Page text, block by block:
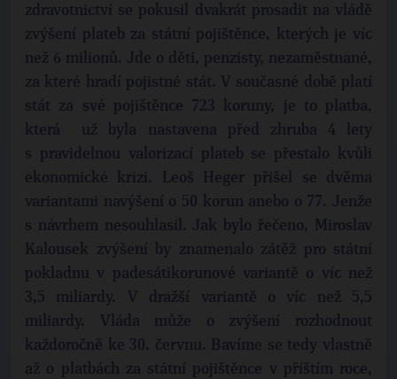
zdravotnictví se pokusil dvakrát prosadit na vládě
zvýšení plateb za státní pojištěnce, kterých je víc
než 6 milionů. Jde o děti, penzisty, nezaměstnané,
za které hradí pojistné stát. V současné době platí
stát za své pojištěnce 723 koruny, je to platba,
která už byla nastavena před zhruba 4 lety
s pravidelnou valorizací plateb se přestalo kvůli
ekonomické krizi. Leoš Heger přišel se dvěma
variantami navýšení o 50 korun anebo o 77. Jenže
s návrhem nesouhlasil. Jak bylo řečeno, Miroslav
Kalousek zvýšení by znamenalo zátěž pro státní
pokladnu v padesátikorunové variantě o víc než
3,5 miliardy. V dražší variantě o víc než 5,5
miliardy. Vláda může o zvýšení rozhodnout
každoročně ke 30. červnu. Bavíme se tedy vlastně
až o platbách za státní pojištěnce v příštím roce,